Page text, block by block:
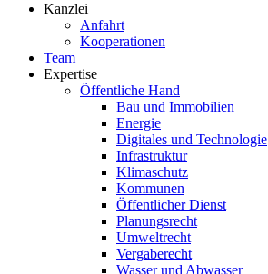
Kanzlei
Anfahrt
Kooperationen
Team
Expertise
Öffentliche Hand
Bau und Immobilien
Energie
Digitales und Technologie
Infrastruktur
Klimaschutz
Kommunen
Öffentlicher Dienst
Planungsrecht
Umweltrecht
Vergaberecht
Wasser und Abwasser